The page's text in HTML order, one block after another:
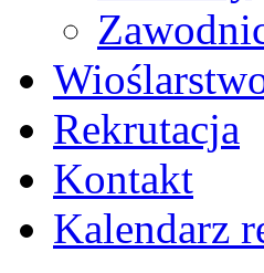
Rekrutacja
Kontakt
Kalendarz